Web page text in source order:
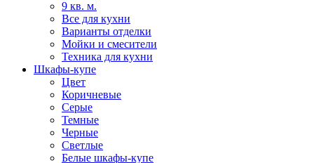
9 кв. м.
Все для кухни
Варианты отделки
Мойки и смесители
Техника для кухни
Шкафы-купе
Цвет
Коричневые
Серые
Темные
Черные
Светлые
Белые шкафы-купе